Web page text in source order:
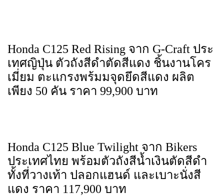
Honda C125 Red Rising จาก G-Craft ประ
เทศญิปุ่น ตัวถังสีดำตัดสีแดง ชิ้นงานโคร
เมี่ยม ตะแกรงพร้มมจุดยึดสีแดง ผลิต
เพียง 50 คัน ราคา 99,900 บาท
Honda C125 Blue Twilight จาก Bikers
ประเทศไทย พร้อมตัวถังสีน้ำเงินตัดสีดำ
ทั้งที่วางเท้า ปลอกแฮนด์ และเบาะนั่งสี
แดง ราคา 117,900 บาท